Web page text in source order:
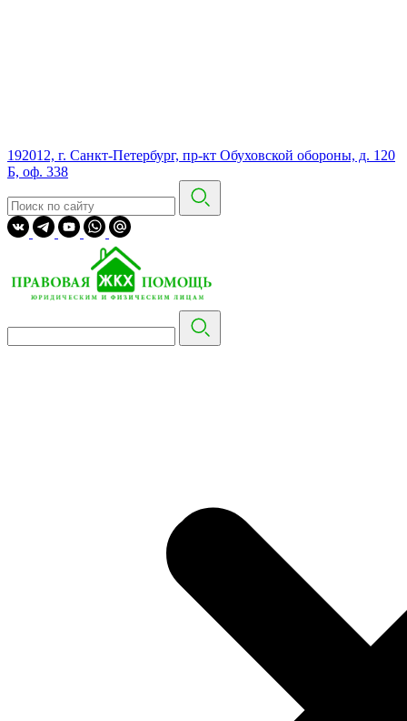
192012, г. Санкт-Петербург, пр-кт Обуховской обороны, д. 120
Б, оф. 338